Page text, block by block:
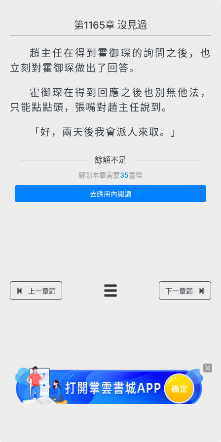
第1165章 沒見過
趙主任在得到霍御琛的詢問之後，也
立刻對霍御琛做出了回答。
霍御琛在得到回應之後也別無他法，
只能點點頭，張嘴對趙主任說到。
「好，兩天後我會派人來取。」
餘額不足
解鎖本章需要35書幣
去應用內閱讀
上一章節 下一章節